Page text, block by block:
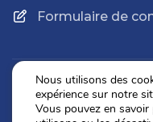
Formulaire de
Politique
Nous utilisons des
expérience sur notre
Vous pouvez en